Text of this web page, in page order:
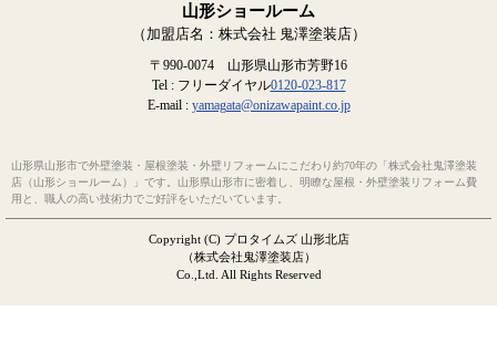
山形ショールーム
（加盟店名：株式会社 鬼澤塗装店）
〒990-0074 山形県山形市芳野16
Tel : フリーダイヤル0120-023-817
E-mail : yamagata@onizawapaint.co.jp
山形県山形市で外壁塗装・屋根塗装・外壁リフォームにこだわり約70年の「株式会社鬼澤塗装
店（山形ショールーム）」です。山形県山形市に密着し、明瞭な屋根・外壁塗装リフォーム費
用と、職人の高い技術力でご好評をいただいています。
Copyright (C) プロタイムズ 山形北店
（株式会社鬼澤塗装店）
Co.,Ltd. All Rights Reserved